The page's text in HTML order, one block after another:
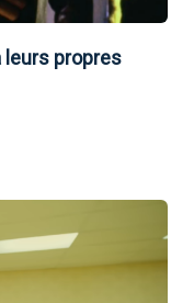
leurs propres